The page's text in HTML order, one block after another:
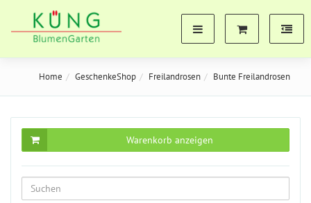
Home GeschenkeShop Freilandrosen Bunte Freilandrosen
Warenkorb anzeigen